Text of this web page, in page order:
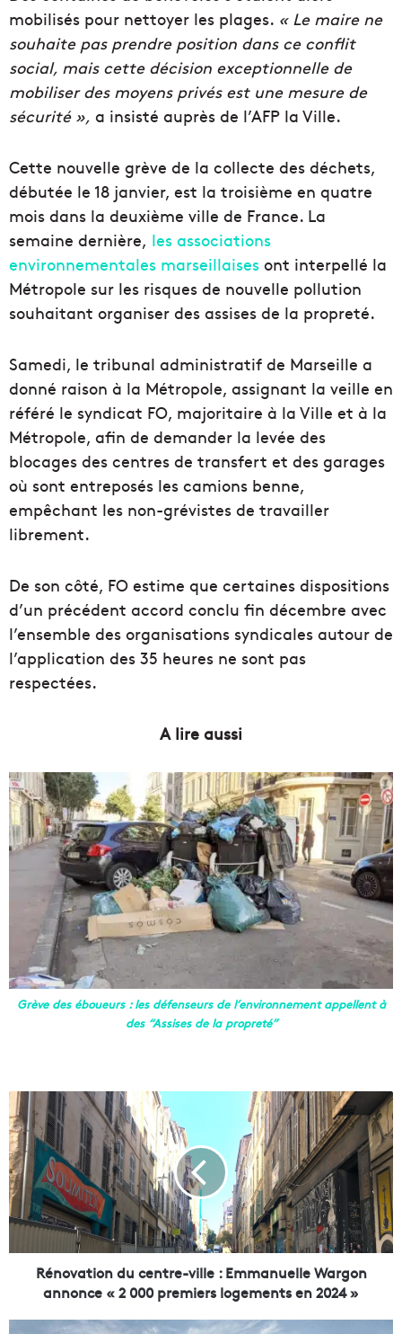
mobilisés pour nettoyer les plages. « Le maire ne
souhaite pas prendre position dans ce conflit
social, mais cette décision exceptionnelle de
mobiliser des moyens privés est une mesure de
sécurité », a insisté auprès de l’AFP la Ville.
Cette nouvelle grève de la collecte des déchets,
débutée le 18 janvier, est la troisième en quatre
mois dans la deuxième ville de France. La
semaine dernière, les associations
environnementales marseillaises ont interpellé la
Métropole sur les risques de nouvelle pollution
souhaitant organiser des assises de la propreté.
Samedi, le tribunal administratif de Marseille a
donné raison à la Métropole, assignant la veille en
référé le syndicat FO, majoritaire à la Ville et à la
Métropole, afin de demander la levée des
blocages des centres de transfert et des garages
où sont entreposés les camions benne,
empêchant les non-grévistes de travailler
librement.
De son côté, FO estime que certaines dispositions
d’un précédent accord conclu fin décembre avec
l’ensemble des organisations syndicales autour de
l’application des 35 heures ne sont pas
respectées.
A lire aussi
Grève des éboueurs : les défenseurs de l’environnement appellent à
des “Assises de la propreté”
R
é
n
o
v
a
t
o
c
Rénovation du centre-ville : Emmanuelle Wargon
annonce « 2 000 premiers logements en 2024 »